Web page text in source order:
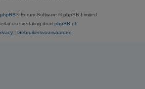
phpBB® Forum Software © phpBB Limited
vertaling door phpBB.nl
| Gebruikersvoorwaarden